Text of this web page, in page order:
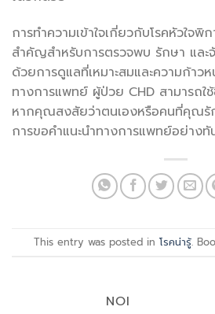
การทำความเข้าใจเกี่ยวกับโรคหัวใจพิ
สำคัญสำหรับการตรวจพบ รักษา และจั
ด้วยการดูแลที่เหมาะสมและความก้าว
ทางการแพทย์ ผู้ป่วย CHD สามารถใ
หากคุณสงสัยว่าตนเองหรือคนที่คุณรั
การขอคำแนะนำทางการแพทย์อย่าง
This entry was posted in โรคน่ารู้.
NOI